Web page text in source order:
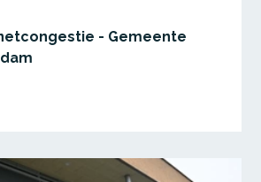
- Gemeente